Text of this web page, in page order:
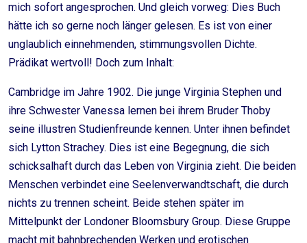
mich sofort angesprochen. Und gleich vorweg: Dies Buch
hätte ich so gerne noch länger gelesen. Es ist von einer
unglaublich einnehmenden, stimmungsvollen Dichte.
Prädikat wertvoll! Doch zum Inhalt:
Cambridge im Jahre 1902. Die junge Virginia Stephen und
ihre Schwester Vanessa lernen bei ihrem Bruder Thoby
seine illustren Studienfreunde kennen. Unter ihnen befindet
sich Lytton Strachey. Dies ist eine Begegnung, die sich
schicksalhaft durch das Leben von Virginia zieht. Die beiden
Menschen verbindet eine Seelenverwandtschaft, die durch
nichts zu trennen scheint. Beide stehen später im
Mittelpunkt der Londoner Bloomsbury Group. Diese Gruppe
macht mit bahnbrechenden Werken und erotischen